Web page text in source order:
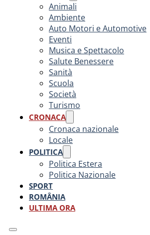
Animali
Ambiente
Auto Motori e Automotive
Eventi
Musica e Spettacolo
Salute Benessere
Sanità
Scuola
Società
Turismo
CRONACA
Cronaca nazionale
Locale
POLITICA
Politica Estera
Politica Nazionale
SPORT
ROMÂNIA
ULTIMA ORA